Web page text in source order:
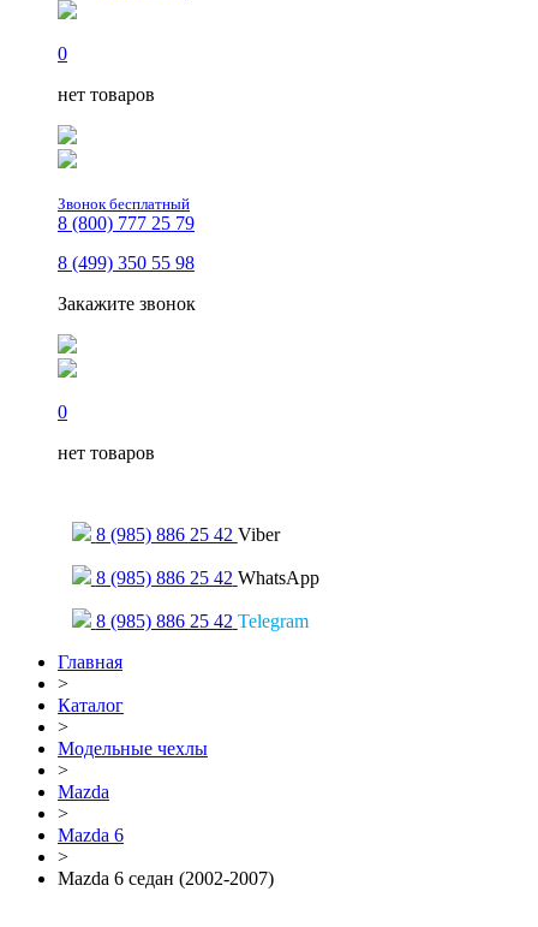
0
нет товаров
Звонок бесплатный
8 (800) 777 25 79
8 (499) 350 55 98
Закажите звонок
0
нет товаров
8 (985) 886 25 42 Viber
8 (985) 886 25 42 WhatsApp
8 (985) 886 25 42 Telegram
Главная
>
Каталог
>
Модельные чехлы
>
Mazda
>
Mazda 6
>
Mazda 6 седан (2002-2007)